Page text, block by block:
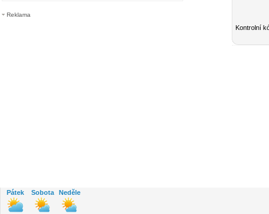
Reklama
Kontrolní
Pátek Sobota Neděle